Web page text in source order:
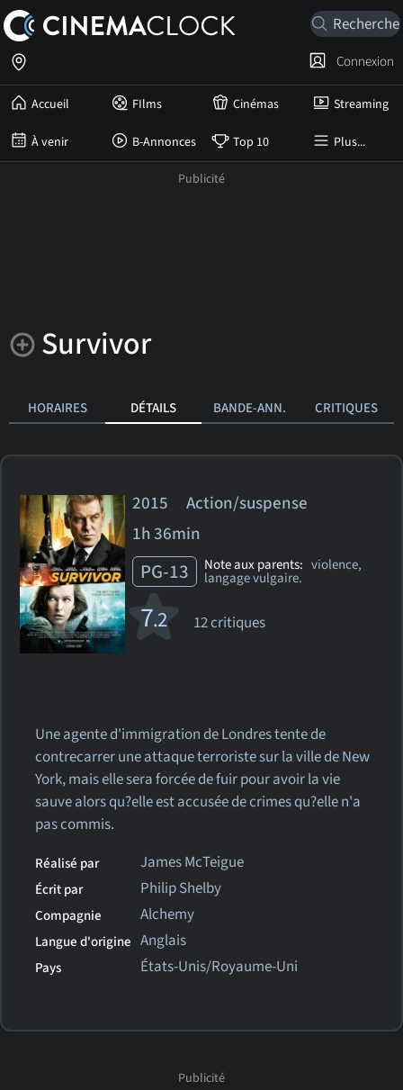
Accueil FIlms Cinémas Streaming
À venir B-Annonces Top 10 Plus...
Connexion
Survivor
HORAIRES DÉTAILS BANDE-ANN. CRITIQUES
2015 Action/suspense
1h 36min
PG-13 Note aux parents: violence,
langage vulgaire.
7.2 12 critiques
Une agente d'immigration de Londres tente de
contrecarrer une attaque terroriste sur la ville de New
York, mais elle sera forcée de fuir pour avoir la vie
sauve alors qu?elle est accusée de crimes qu?elle n'a
pas commis.
Réalisé par James McTeigue
Écrit par Philip Shelby
Compagnie Alchemy
Langue d'origine Anglais
Pays États-Unis/Royaume-Uni